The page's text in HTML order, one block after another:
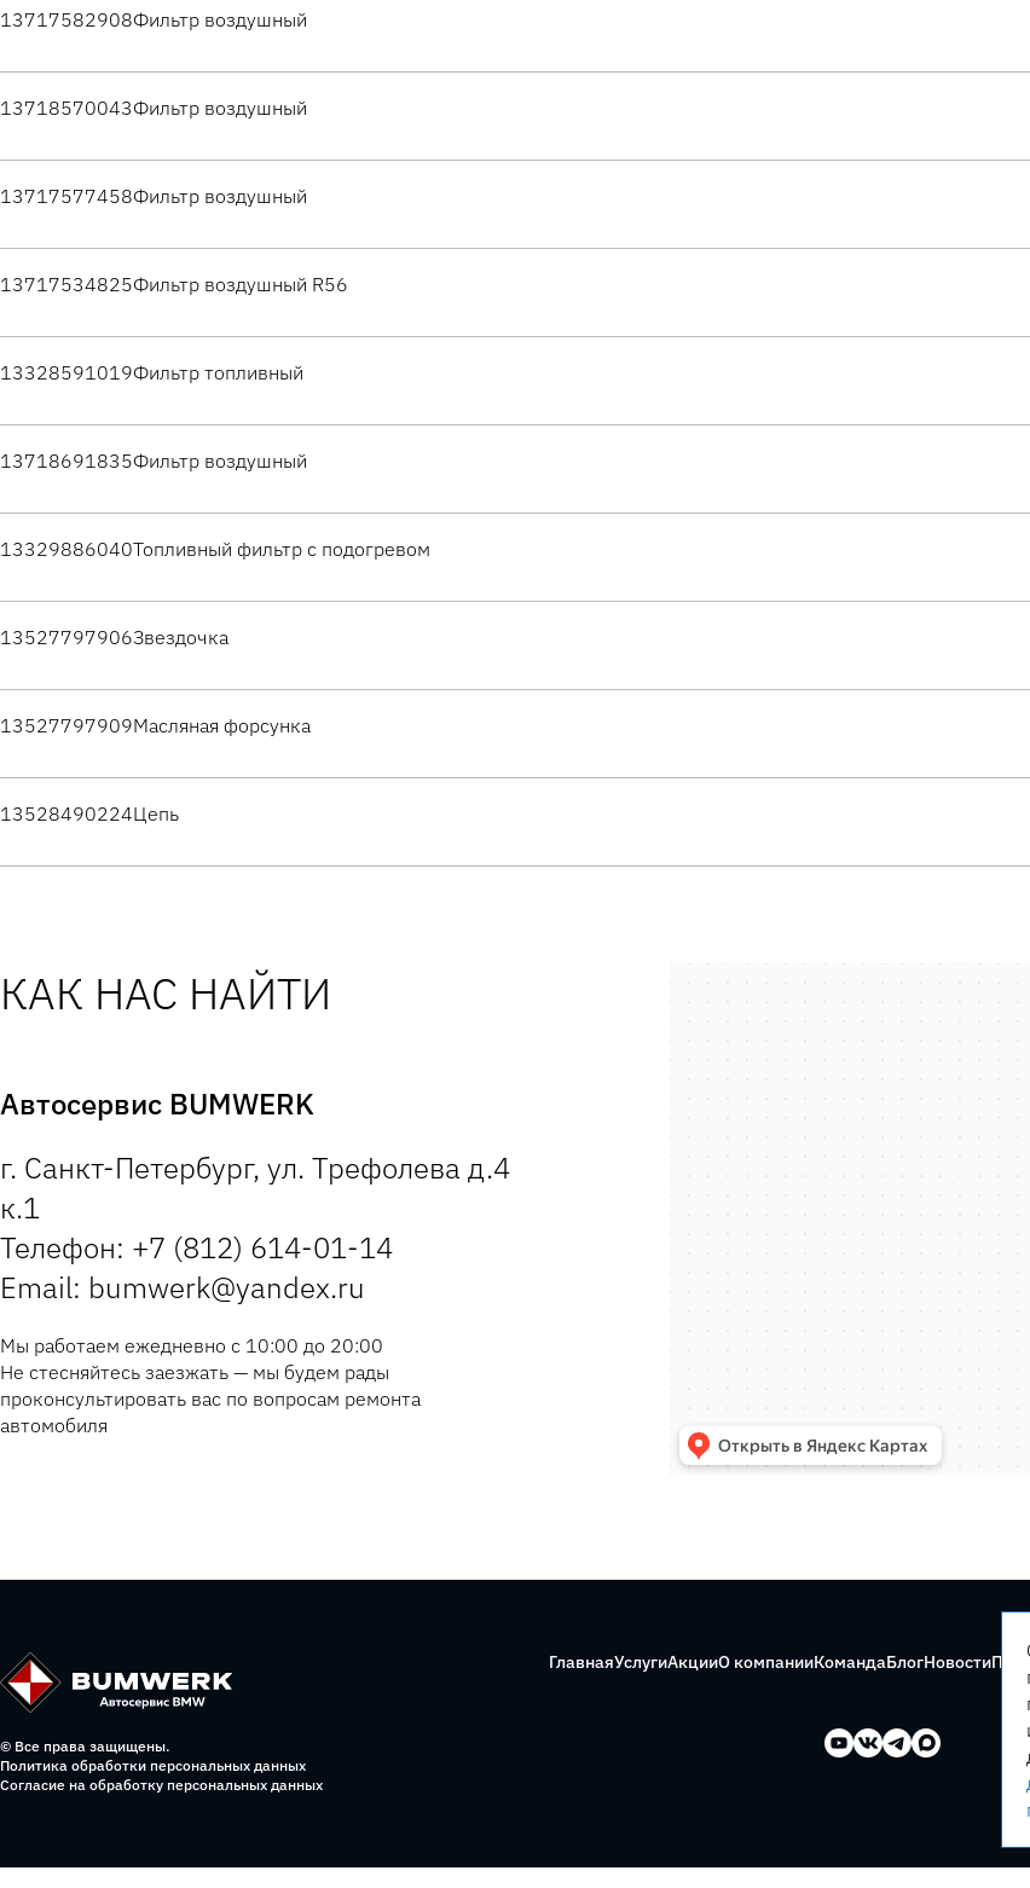
13717582908Фильтр воздушный
13718570043Фильтр воздушный
13717577458Фильтр воздушный
13717534825Фильтр воздушный R56
13328591019Фильтр топливный
13718691835Фильтр воздушный
13329886040Топливный фильтр с подогревом
13527797906Звездочка
13527797909Масляная форсунка
13528490224Цепь
КАК НАС НАЙТИ
Автосервис BUMWERK
г. Санкт-Петербург, ул. Трефолева д.4
к.1
Телефон: +7 (812) 614-01-14
Email: bumwerk@yandex.ru
Мы работаем ежедневно с 10:00 до 20:00
Не стесняйтесь заезжать — мы будем рады
проконсультировать вас по вопросам ремонта
автомобиля
© Все права защищены.
Политика обработки персональных данных
Согласие на обработку персональных данных
ГлавнаяУслугиАкцииО компанииКомандаБлогНовости